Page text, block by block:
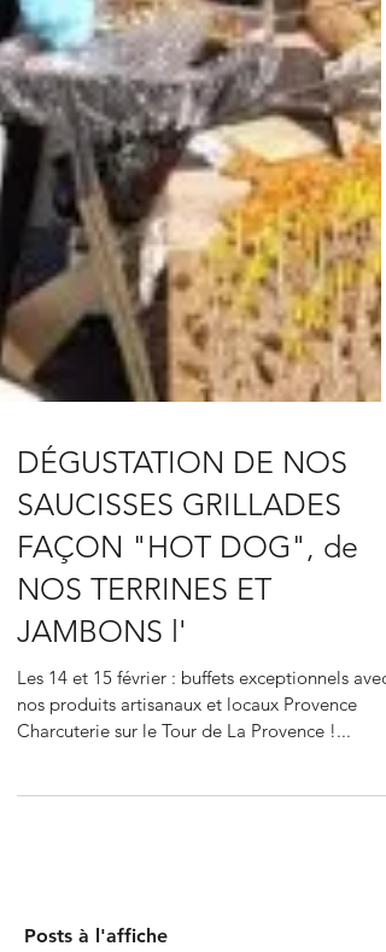
DÉGUSTATION DE NOS
SAUCISSES GRILLADES
FAÇON "HOT DOG", de
NOS TERRINES ET
JAMBONS l'
Charcuterie sur le Tour de La Provence !...